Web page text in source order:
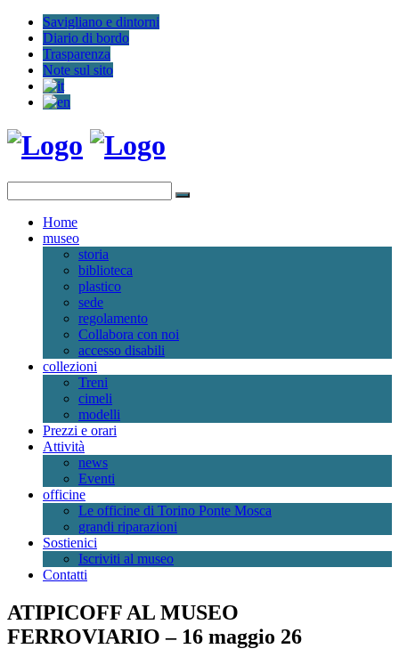
Savigliano e dintorni
Diario di bordo
Trasparenza
Note sul sito
Home
museo
storia
biblioteca
plastico
sede
regolamento
Collabora con noi
accesso disabili
collezioni
Treni
cimeli
modelli
Prezzi e orari
Attività
news
Eventi
officine
Le officine di Torino Ponte Mosca
grandi riparazioni
Sostienici
Iscriviti al museo
Contatti
ATIPICOFF AL MUSEO
FERROVIARIO – 16 maggio 26